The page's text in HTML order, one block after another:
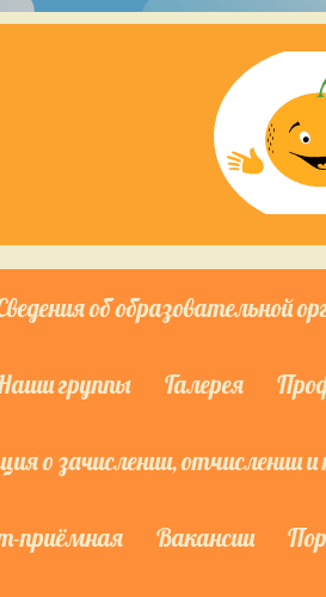
об образовательной
группы Галерея
о зачислении, отчислении и
приёмная Вакансии